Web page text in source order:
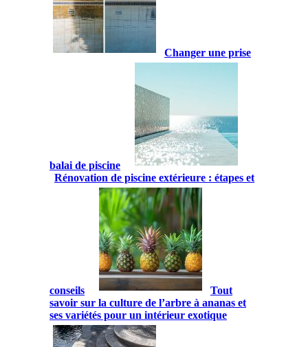
Changer une prise
balai de piscine
Rénovation de piscine extérieure : étapes et
conseils
Tout
savoir sur la culture de l’arbre à ananas et
ses variétés pour un intérieur exotique